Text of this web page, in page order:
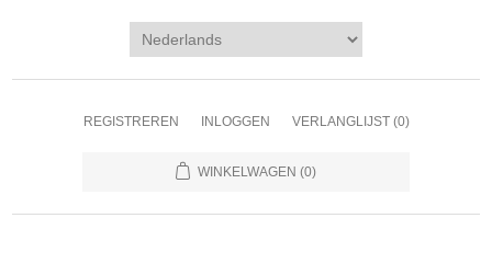
REGISTREREN INLOGGEN VERLANGLIJST (0)
WINKELWAGEN (0)